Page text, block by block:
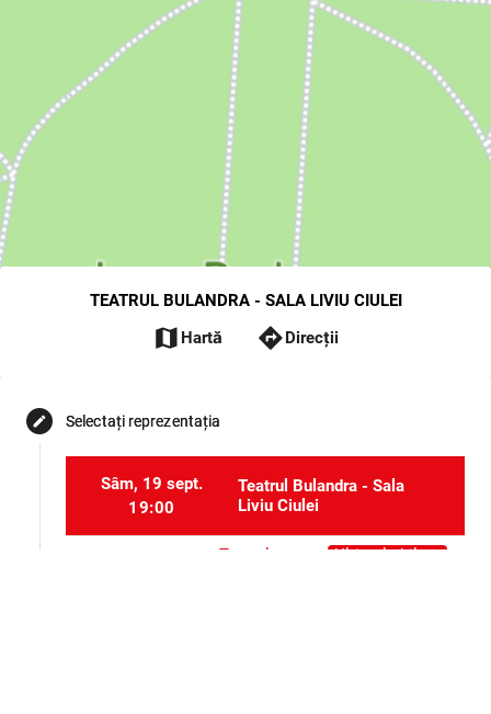
TEATRUL BULANDRA - SALA LIVIU CIULEI
map Hartă directionsDirecții
edit Selectați reprezentația
Sâm, 19 sept.
19:00
Teatrul Bulandra - Sala
Liviu Ciulei
Teatrul
Ultimele bilete